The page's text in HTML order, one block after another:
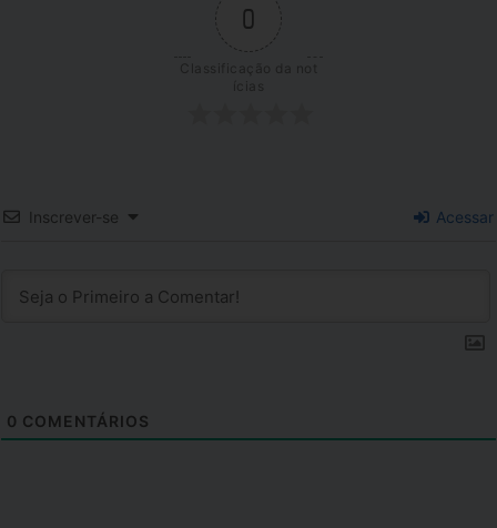
0
Classificação da not
Inscrever-se Acessar
0 COMENTÁRIOS